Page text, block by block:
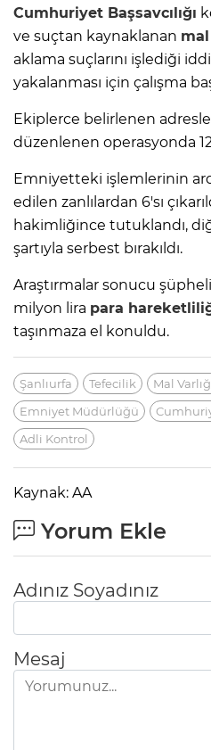
Cumhuriyet Başsavcılığı
ve suçtan kaynaklanan mal
aklama suçlarını işlediği
yakalanması için çalışma
Ekiplerce belirlenen
düzenlenen operasyonda
Emniyetteki işlemlerinin
edilen zanlılardan 6'sı
hakimliğince tutuklandı,
şartıyla serbest bırakıldı.
Araştırmalar sonucu
milyon lira para
taşınmaza el konuldu.
Şanlıurfa Tefecilik Mal
Emniyet Müdürlüğü
Adli Kontrol
Kaynak: AA
Yorum Ekle
Adınız Soyadınız
Mesaj